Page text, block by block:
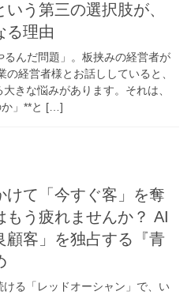
う第三の選択肢が、
る理由
んだ問題」。板挟みの経営者が
経営者様とお話ししていると、
きな悩みがあります。それは、
か」**と […]
けて「今すぐ客」を奪
もう疲れませんか？ AI
顧客」を独占する『青
る「レッドオーシャン」で、い